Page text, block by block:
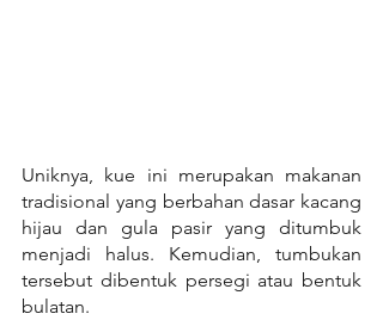
Uniknya, kue ini merupakan makanan
tradisional yang berbahan dasar kacang
hijau dan gula pasir yang ditumbuk
menjadi halus. Kemudian, tumbukan
tersebut dibentuk persegi atau bentuk
bulatan.